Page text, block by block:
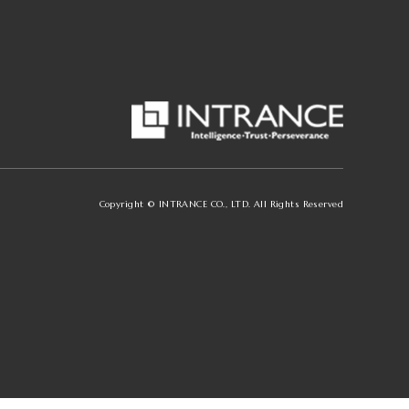
Copyright © INTRANCE CO., LTD. All Rights Reserved